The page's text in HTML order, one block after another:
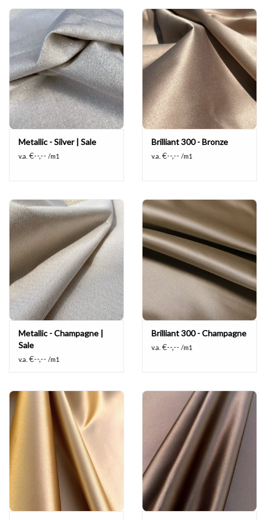
Metallic - Silver | Sale
v.a. €--,-- /m1
Brilliant 300 - Bronze
v.a. €--,-- /m1
Metallic - Champagne |
Sale
v.a. €--,-- /m1
Brilliant 300 - Champagne
v.a. €--,-- /m1